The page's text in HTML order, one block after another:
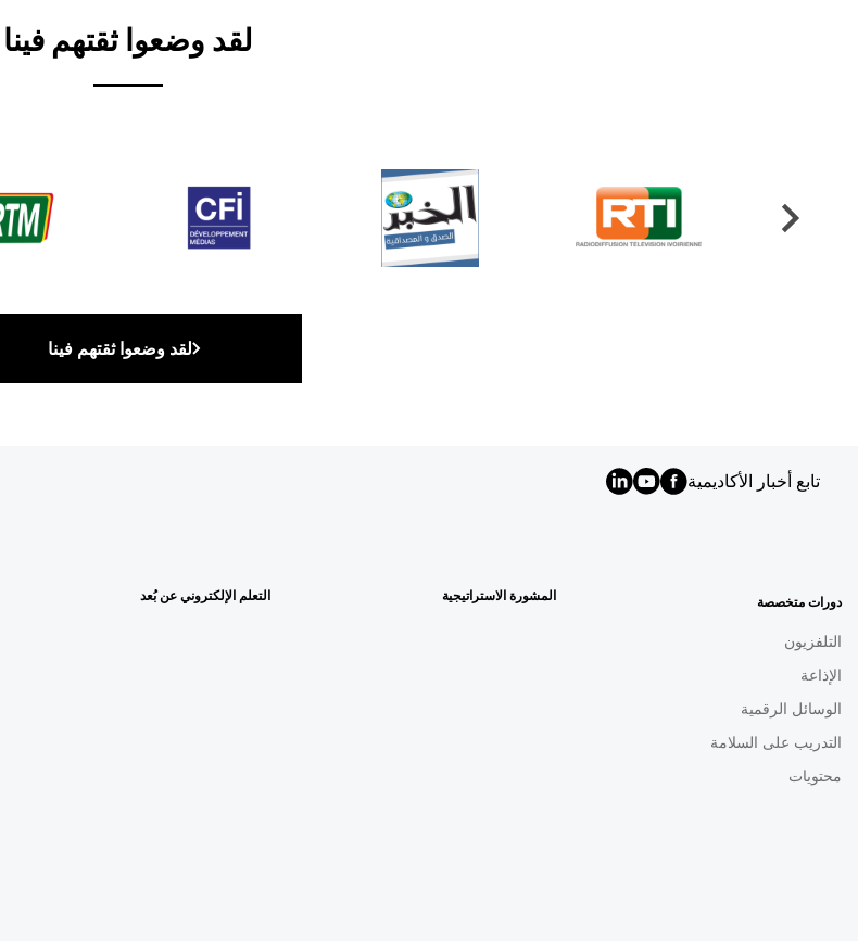
لقد وضعوا ثقتهم فينا
لقد وضعوا ثقتهم فينا
تابع أخبار الأكاديمية
AR
دورات متخصصة
التلفزيون
الإذاعة
الوسائل الرقمية
التدريب على السلامة
محتويات
المشورة الاستراتيجية التعلم الإلكتروني عن بُعد